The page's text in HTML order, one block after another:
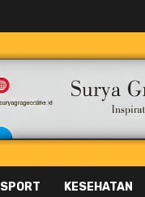
SPORT KESEHATAN